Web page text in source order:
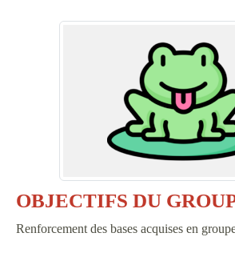
OBJECTIFS DU
Renforcement des bases acquises en